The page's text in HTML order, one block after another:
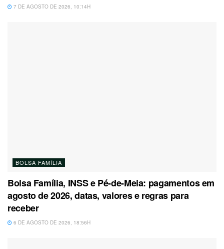
7 DE AGOSTO DE 2026, 10:14H
BOLSA FAMÍLIA
Bolsa Família, INSS e Pé-de-Meia: pagamentos em
agosto de 2026, datas, valores e regras para
receber
6 DE AGOSTO DE 2026, 18:56H